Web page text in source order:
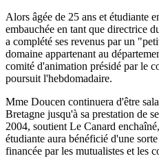
Alors âgée de 25 ans et étudiante
embauchée en tant que directrice
a complété ses revenus par un
domaine appartenant au
comité d'animation présidé par le
poursuit l'hebdomadaire.
Mme Doucen continuera d'être
Bretagne jusqu'à sa prestation de
2004, soutient Le Canard
étudiante aura bénéficié d'une
financée par les mutualistes et les